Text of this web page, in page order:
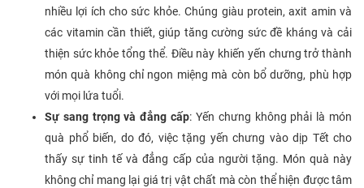
nhiều lợi ích cho sức khỏe. Chúng giàu protein, axit amin và
các vitamin cần thiết, giúp tăng cường sức đề kháng và cải
thiện sức khỏe tổng thể. Điều này khiến yến chưng trở thành
món quà không chỉ ngon miệng mà còn bổ dưỡng, phù hợp
với mọi lứa tuổi.
Sự sang trọng và đẳng cấp: Yến chưng không phải là món
quà phổ biến, do đó, việc tặng yến chưng vào dịp Tết cho
thấy sự tinh tế và đẳng cấp của người tặng. Món quà này
không chỉ mang lại giá trị vật chất mà còn thể hiện được tâm